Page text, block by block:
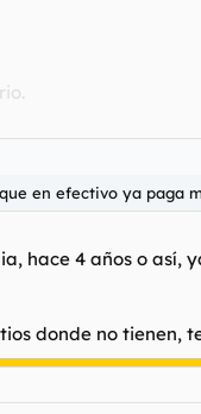
en efectivo ya paga
hace 4 años o
donde no tienen,